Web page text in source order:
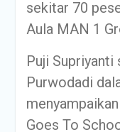
sekitar 70
Aula MAN 1
Puji Supriyanti
Purwodadi
Goes To